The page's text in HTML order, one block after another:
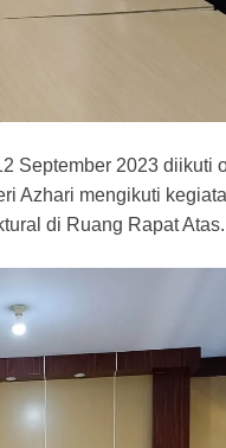
September 2023 diikuti
Azhari mengikuti
di Ruang Rapat Atas.